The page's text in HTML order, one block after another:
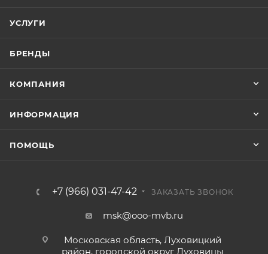
УСЛУГИ
БРЕНДЫ
КОМПАНИЯ
ИНФОРМАЦИЯ
ПОМОЩЬ
+7 (966) 031-47-42 ЗАКАЗАТЬ ЗВОНОК
msk@ooo-mvb.ru
Московская область, Луховицкий
район, городской округ Луховицы